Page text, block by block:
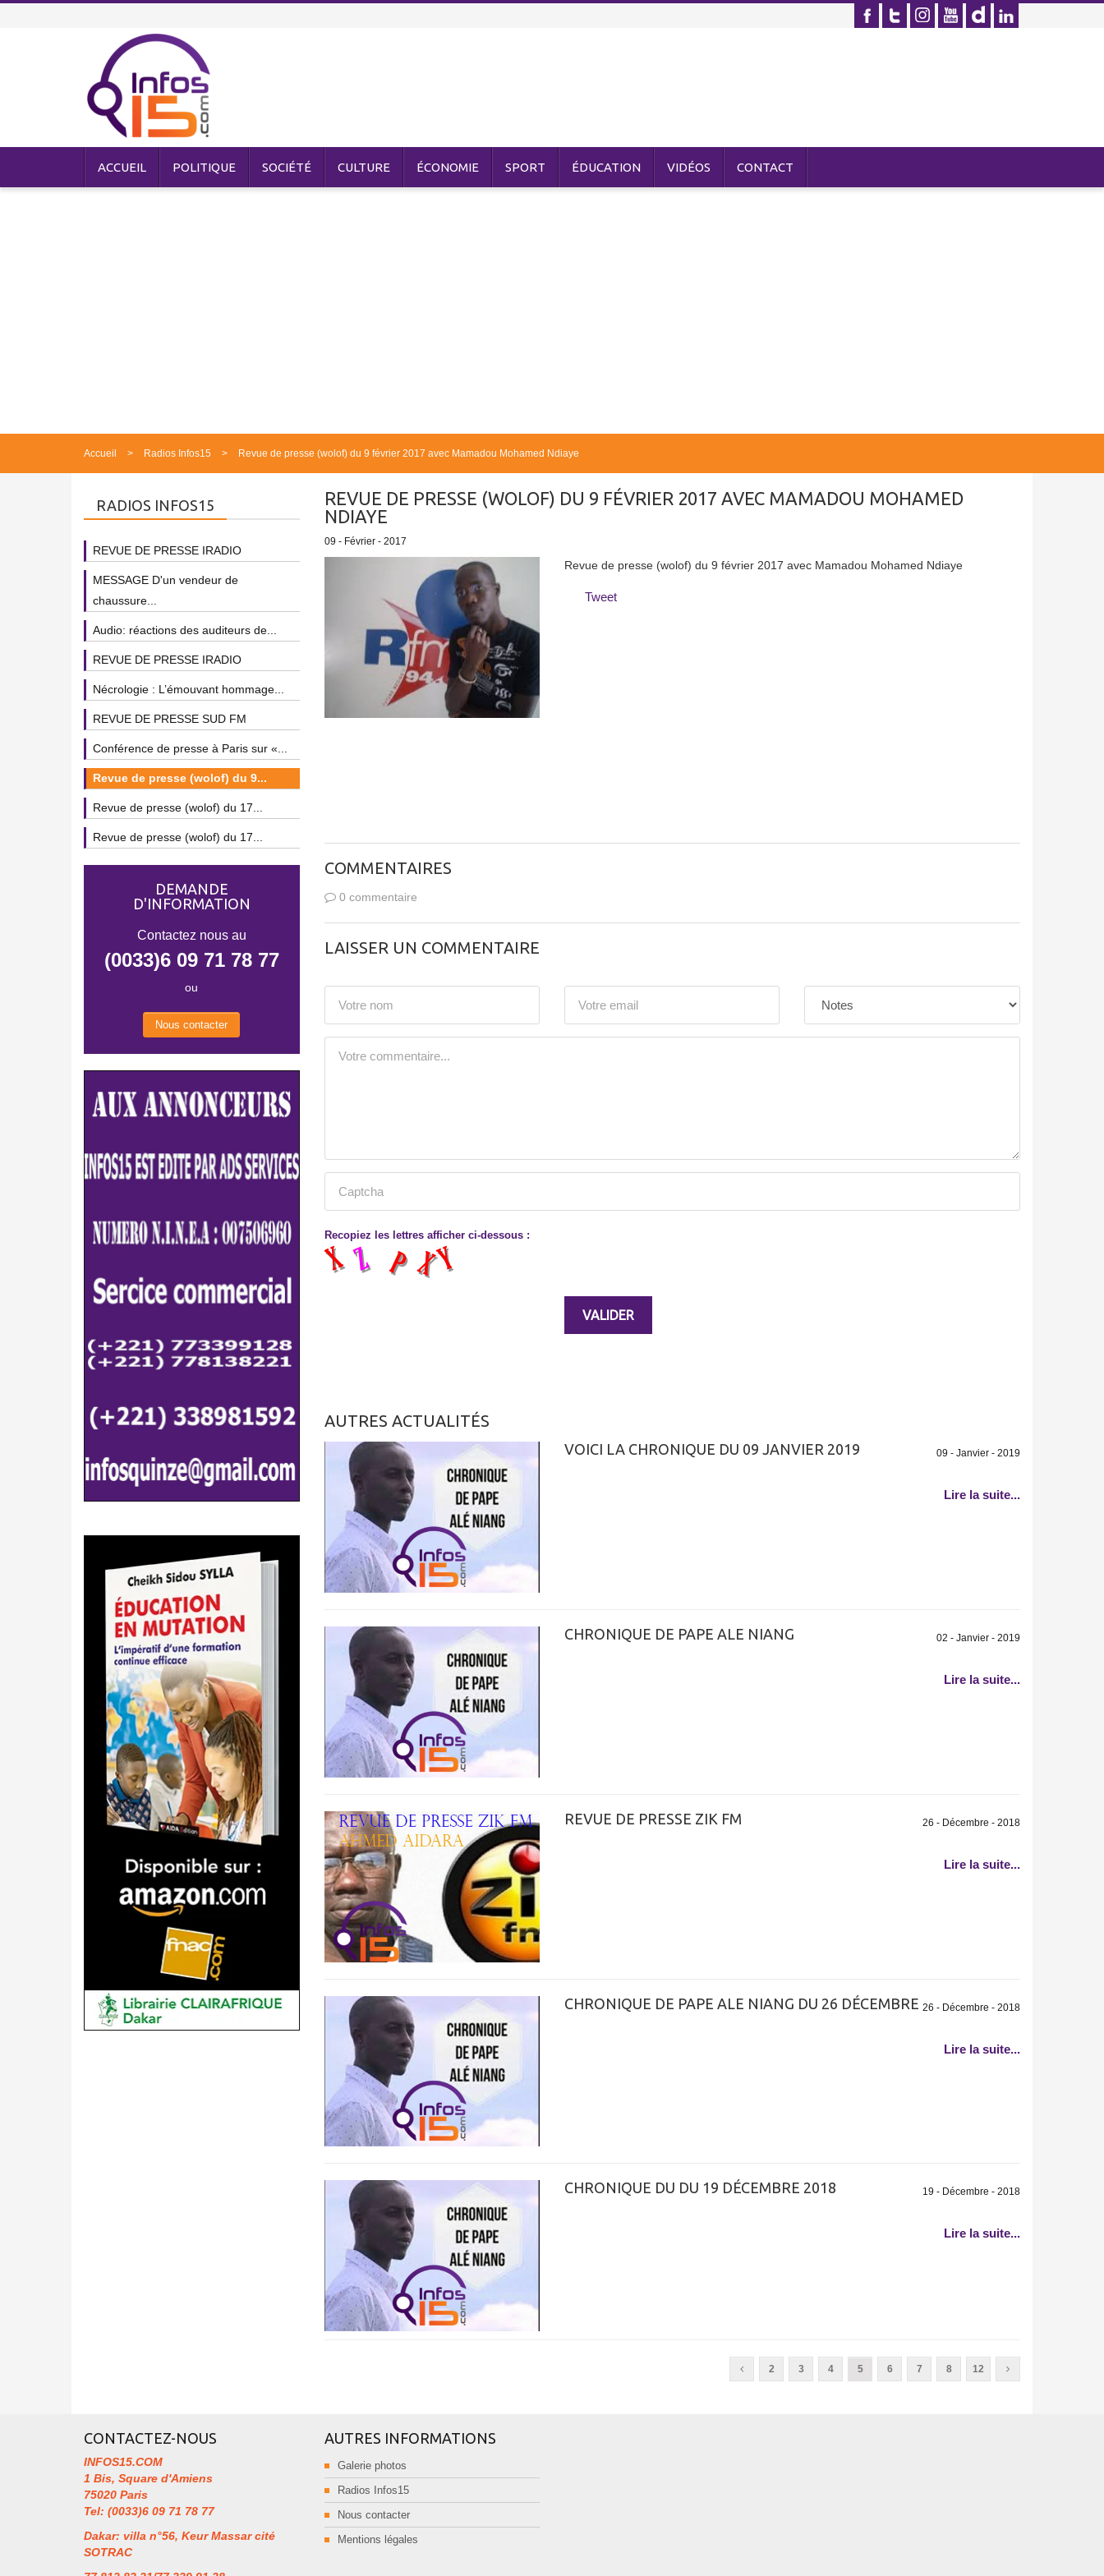
ACCUEIL POLITIQUE SOCIÉTÉ CULTURE ÉCONOMIE SPORT ÉDUCATION VIDÉOS CONTACT
Accueil Radios Infos15 Revue de presse (wolof) du 9 février 2017 avec Mamadou Mohamed Ndiaye
REVUE DE PRESSE (WOLOF) DU 9 FÉVRIER 2017 AVEC MAMADOU MOHAMED
NDIAYE
09 - Février - 2017
Revue de presse (wolof) du 9 février 2017 avec Mamadou Mohamed Ndiaye
Tweet
COMMENTAIRES
0 commentaire
LAISSER UN COMMENTAIRE
Recopiez les lettres afficher ci-dessous :
AUTRES ACTUALITÉS
09 - Janvier - 2019
VOICI LA CHRONIQUE DU 09 JANVIER 2019
Lire la suite...
02 - Janvier - 2019
CHRONIQUE DE PAPE ALE NIANG
Lire la suite...
26 - Décembre - 2018
REVUE DE PRESSE ZIK FM
Lire la suite...
26 - Décembre - 2018
CHRONIQUE DE PAPE ALE NIANG DU 26 DÉCEMBRE
Lire la suite...
19 - Décembre - 2018
CHRONIQUE DU DU 19 DÉCEMBRE 2018
Lire la suite...
2 3 4 5 6 7 8 12
RADIOS INFOS15
REVUE DE PRESSE IRADIO
MESSAGE D'un vendeur de
chaussure...
Audio: réactions des auditeurs de...
REVUE DE PRESSE IRADIO
Nécrologie : L’émouvant hommage...
REVUE DE PRESSE SUD FM
Conférence de presse à Paris sur «...
Revue de presse (wolof) du 9...
Revue de presse (wolof) du 17...
Revue de presse (wolof) du 17...
DEMANDE
D'INFORMATION
Contactez nous au
(0033)6 09 71 78 77
ou
Nous contacter
CONTACTEZ-NOUS
INFOS15.COM
1 Bis, Square d'Amiens
75020 Paris
Tel: (0033)6 09 71 78 77
Dakar: villa n°56, Keur Massar cité
SOTRAC
AUTRES INFORMATIONS
Galerie photos
Radios Infos15
Nous contacter
Mentions légales